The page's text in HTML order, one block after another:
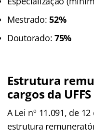
Mestrado:52%
Doutorado:75%
Estrutura
cargos da UFFS
A Lei nº 11.091, de
estrutura